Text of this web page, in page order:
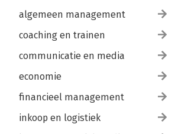
algemeen management
coaching en trainen
communicatie en media
economie
financieel management
inkoop en logistiek